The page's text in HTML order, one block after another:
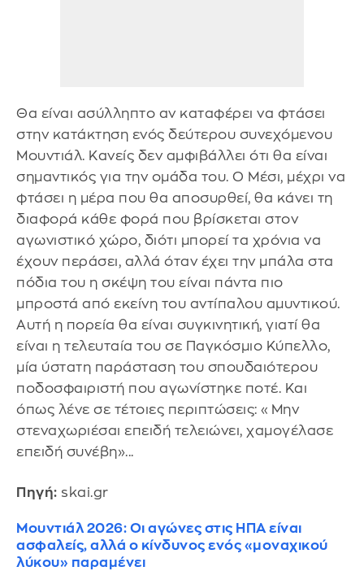
Θα είναι ασύλληπτο αν καταφέρει να φτάσει
στην κατάκτηση ενός δεύτερου συνεχόμενου
Μουντιάλ. Κανείς δεν αμφιβάλλει ότι θα είναι
σημαντικός για την ομάδα του. Ο Μέσι, μέχρι να
φτάσει η μέρα που θα αποσυρθεί, θα κάνει τη
διαφορά κάθε φορά που βρίσκεται στον
αγωνιστικό χώρο, διότι μπορεί τα χρόνια να
έχουν περάσει, αλλά όταν έχει την μπάλα στα
πόδια του η σκέψη του είναι πάντα πιο
μπροστά από εκείνη του αντίπαλου αμυντικού.
Αυτή η πορεία θα είναι συγκινητική, γιατί θα
είναι η τελευταία του σε Παγκόσμιο Κύπελλο,
μία ύστατη παράσταση του σπουδαιότερου
ποδοσφαιριστή που αγωνίστηκε ποτέ. Και
όπως λένε σε τέτοιες περιπτώσεις: «Μην
στεναχωριέσαι επειδή τελειώνει, χαμογέλασε
επειδή συνέβη»...
Πηγή: skai.gr
Μουντιάλ 2026: Οι αγώνες στις ΗΠΑ είναι
ασφαλείς, αλλά ο κίνδυνος ενός «μοναχικού
λύκου» παραμένει